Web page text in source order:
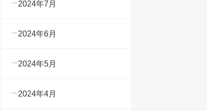
2024年7月
2024年6月
2024年5月
2024年4月